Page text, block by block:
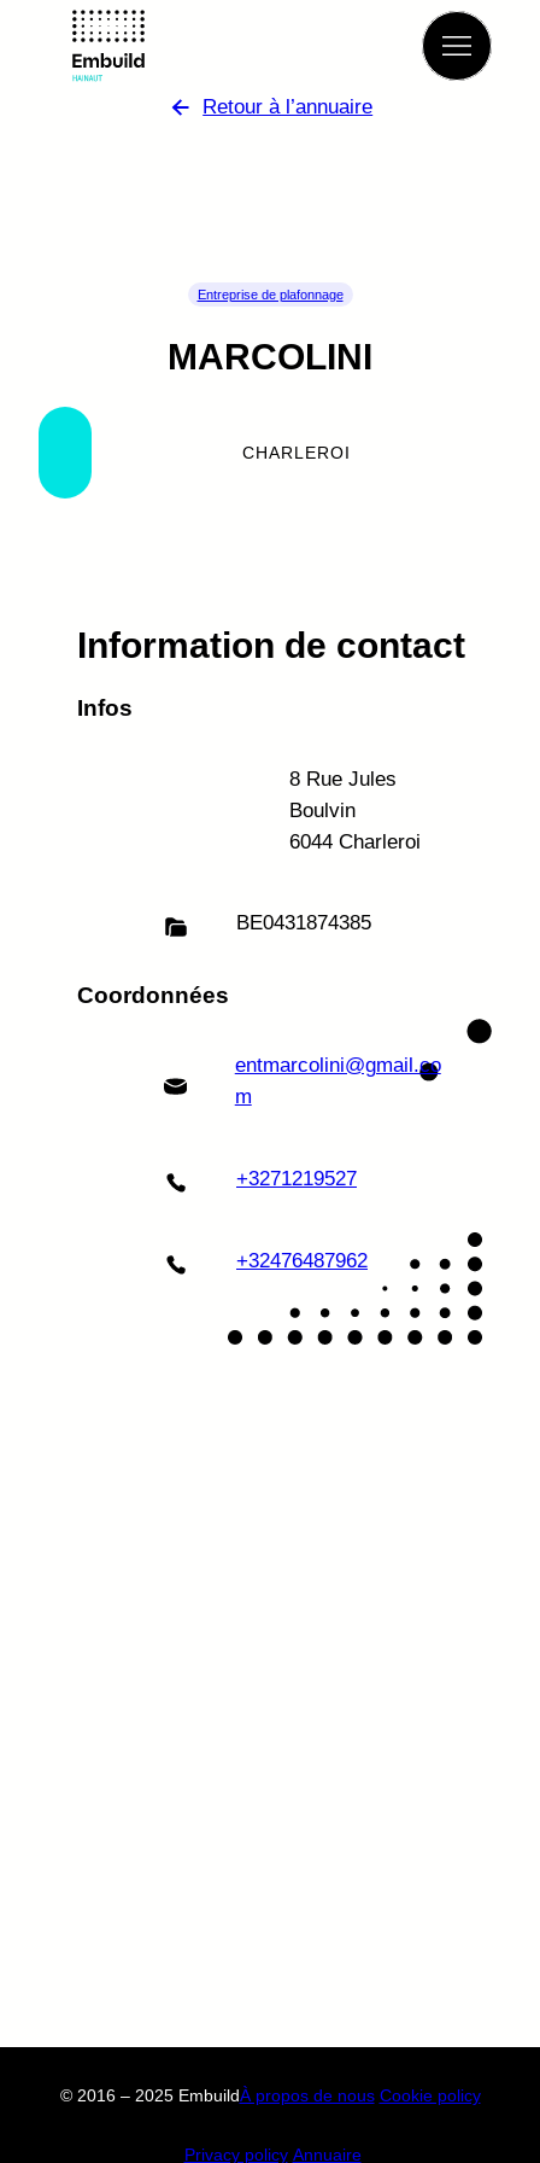
Retour à l’annuaire
Entreprise de plafonnage
MARCOLINI
CHARLEROI
Information de contact
Infos
8 Rue Jules
Boulvin
6044 Charleroi
BE0431874385
Coordonnées
entmarcolini@gmail.co
m
+3271219527
+32476487962
© 2016 – 2025 EmbuildÀ propos de nous Cookie policy
Privacy policy Annuaire